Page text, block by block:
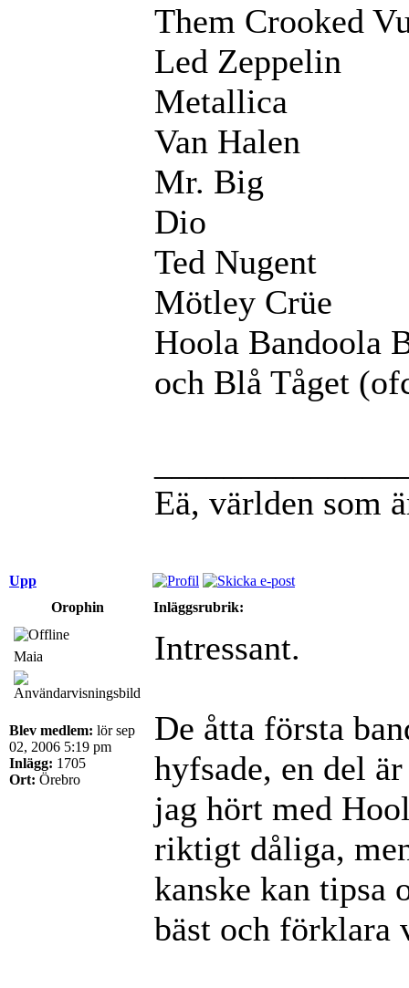
Them Crooked
Led Zeppelin
Metallica
Van Halen
Mr. Big
Dio
Ted Nugent
Mötley Crüe
Hoola Bandoola
och Blå Tåget
Eä, världen som
Upp
Orophin
Inläggsrubrik:
Maia
Blev medlem: lör sep
02, 2006 5:19 pm
Inlägg: 1705
Ort: Örebro
Intressant.
De åtta första
hyfsade, en del
jag hört med
riktigt dåliga,
kanske kan tipsa
bäst och förklara